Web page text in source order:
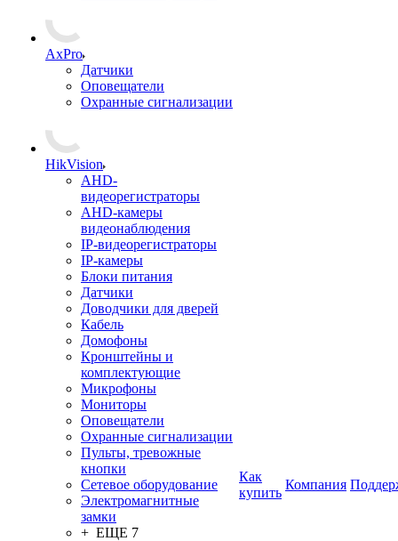
AxPro
Датчики
Оповещатели
Охранные сигнализации
HikVision
AHD-
видеорегистраторы
AHD-камеры
видеонаблюдения
IP-видеорегистраторы
IP-камеры
Блоки питания
Датчики
Доводчики для дверей
Кабель
Домофоны
Кронштейны и
комплектующие
Микрофоны
Мониторы
Оповещатели
Охранные сигнализации
Пульты, тревожные
кнопки
Сетевое оборудование
Электромагнитные
замки
+ ЕЩЕ 7
Как
купить
Компания